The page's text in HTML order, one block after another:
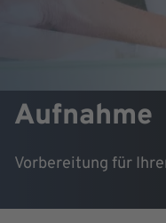
Aufnahme
Vorbereitung für